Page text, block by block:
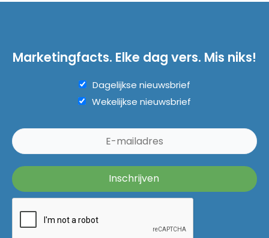
Marketingfacts. Elke dag vers. Mis niks!
Dagelijkse nieuwsbrief
Wekelijkse nieuwsbrief